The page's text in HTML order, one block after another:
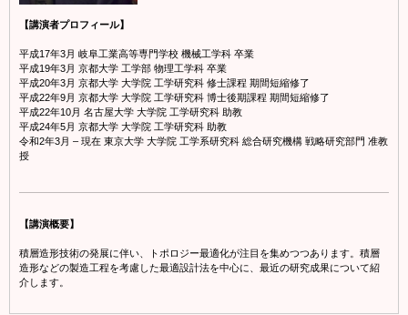
【講演者プロフィール】
平成17年3月 岐阜工業高等専門学校 機械工学科 卒業
平成19年3月 京都大学 工学部 物理工学科 卒業
平成20年3月 京都大学 大学院 工学研究科 修士課程 期間短縮修了
平成22年9月 京都大学 大学院 工学研究科 博士後期課程 期間短縮修了
平成22年10月 名古屋大学 大学院 工学研究科 助教
平成24年5月 京都大学 大学院 工学研究科 助教
令和2年3月 – 現在 東京大学 大学院 工学系研究科 総合研究機構 戦略研究部門 准教
授
【講演概要】
積層造形技術の発展に伴い、トポロジー最適化が注目を集めつつあります。積層
造形などの製造工程を考慮した最適設計法を中心に、最近の研究成果について紹
介します。